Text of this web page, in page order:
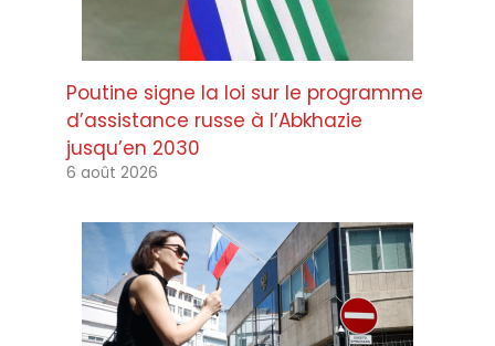
Poutine signe la loi sur le programme
d’assistance russe à l’Abkhazie
jusqu’en 2030
6 août 2026